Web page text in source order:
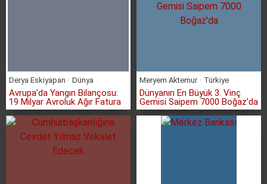
Derya Eskiyapan Dünya
Avrupa’da Yangın Bilançosu:
19 Milyar Avroluk Ağır Fatura
Meryem Aktemur Türkiye
Dünyanın En Büyük 3. Vinç
Gemisi Saipem 7000 Boğaz’da